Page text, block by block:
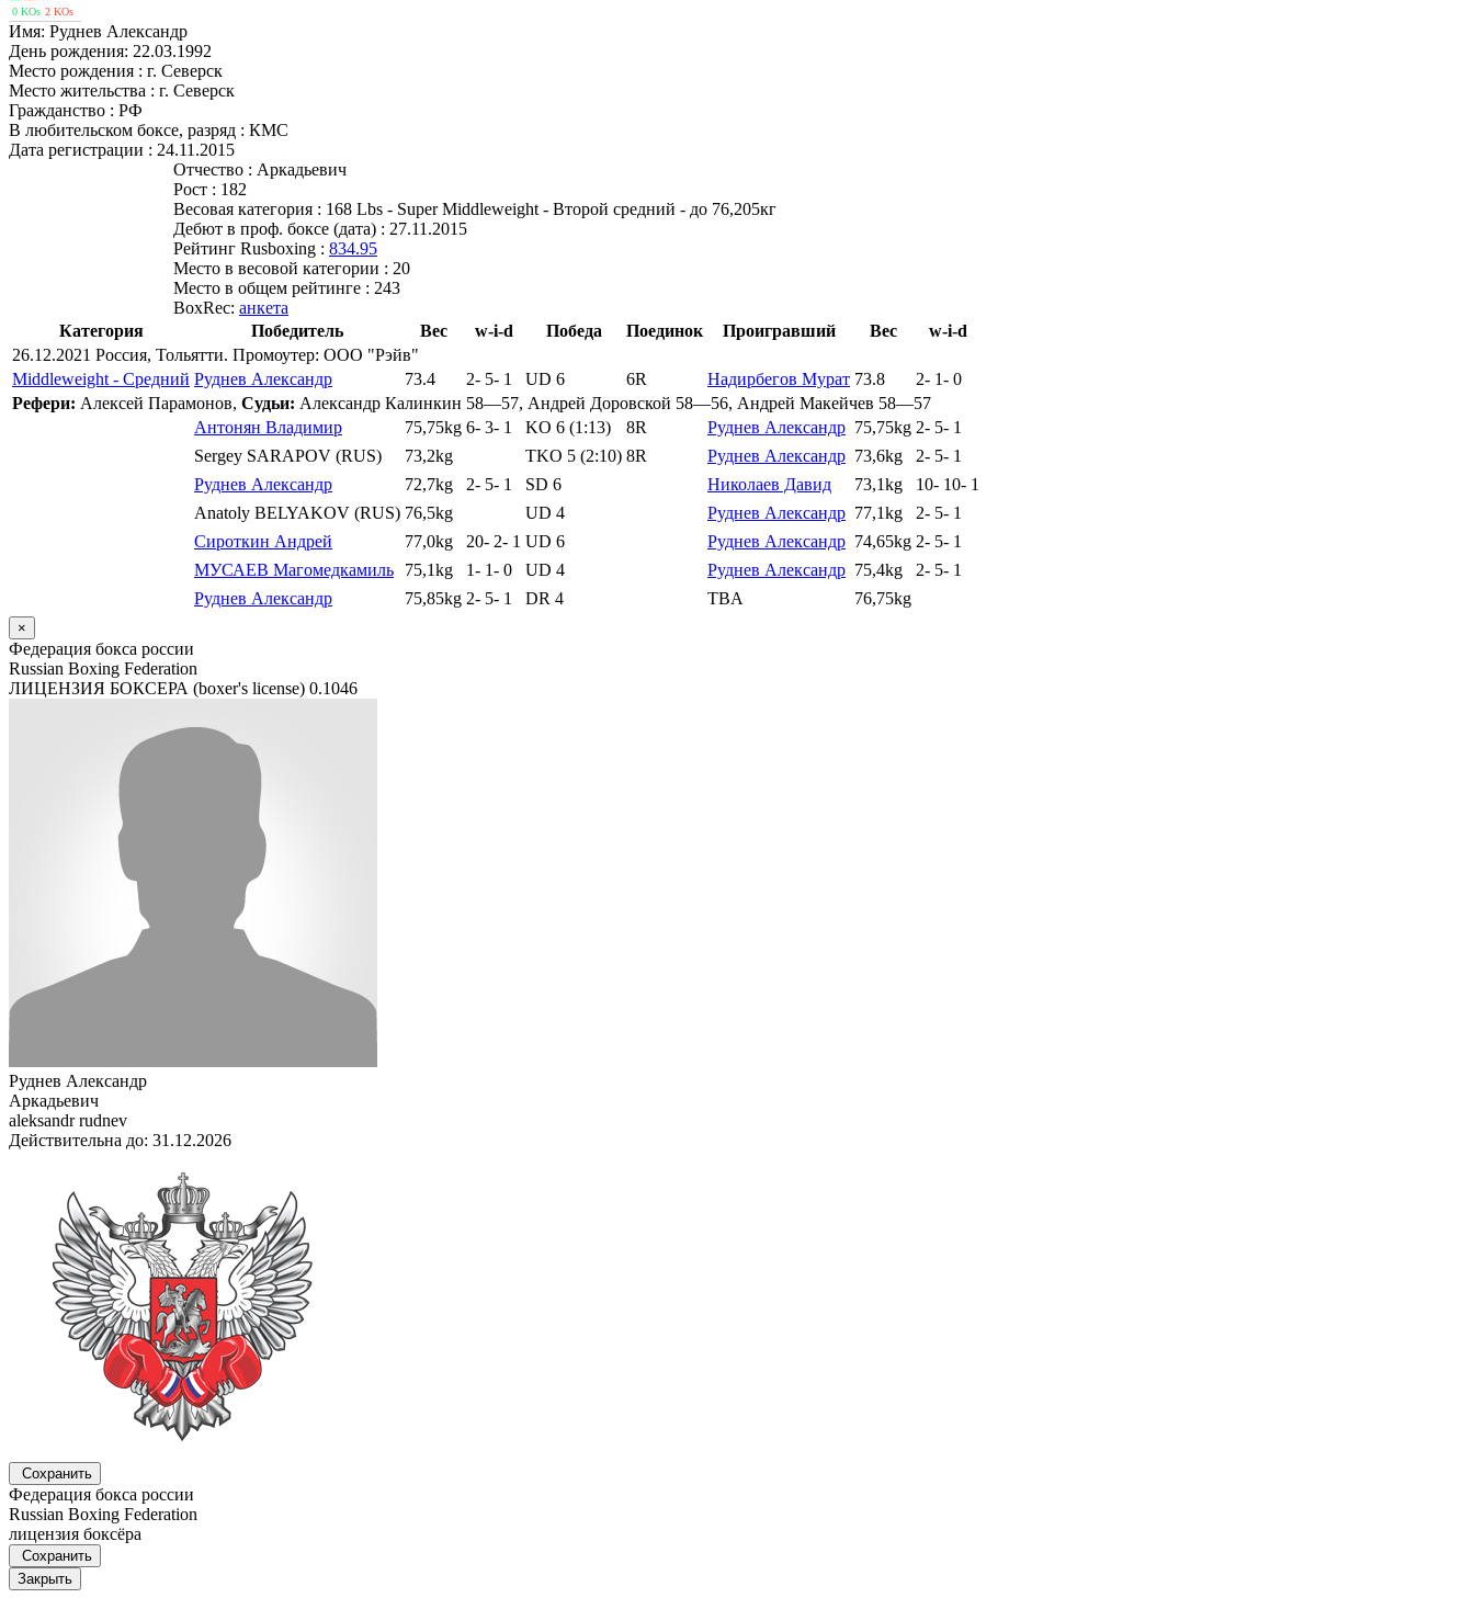
0 KOs 2 KOs
Имя: Руднев Александр
День рождения: 22.03.1992
Место рождения : г. Северск
Место жительства : г. Северск
Гражданство : РФ
В любительском боксе, разряд : КМС
Дата регистрации : 24.11.2015
Отчество : Аркадьевич
Рост : 182
Весовая категория : 168 Lbs - Super Middleweight - Второй средний - до 76,205кг
Дебют в проф. боксе (дата) : 27.11.2015
Рейтинг Rusboxing : 834.95
Место в весовой категории : 20
Место в общем рейтинге : 243
BoxRec: анкета
Категория
Победитель Вес w-i-d Победа Поединок Проигравший Вес
w-i-d
26.12.2021 Россия, Тольятти. Промоутер: ООО "Рэйв"
Middleweight - Средний Руднев Александр 73.4 2- 5- 1 UD 6 6R Надирбегов Мурат 73.8 2- 1- 0
Рефери: Алексей Парамонов, Судьи: Александр Калинкин 58—57, Андрей Доровской 58—56, Андрей Макейчев 58—57
Антонян Владимир
75,75kg 6- 3- 1 KO 6 (1:13) 8R Руднев Александр 75,75kg 2- 5- 1
Sergey SARAPOV (RUS)
73,2kg TKO 5 (2:10) 8R Руднев Александр 73,6kg 2- 5- 1
Руднев Александр
72,7kg 2- 5- 1 SD 6 Николаев Давид 73,1kg 10- 10- 1
Anatoly BELYAKOV (RUS) 76,5kg UD 4 Руднев Александр 77,1kg 2- 5- 1
Сироткин Андрей
77,0kg 20- 2- 1 UD 6 Руднев Александр 74,65kg 2- 5- 1
МУСАЕВ Магомедкамиль
75,1kg 1- 1- 0 UD 4 Руднев Александр 75,4kg 2- 5- 1
Руднев Александр
75,85kg 2- 5- 1 DR 4 TBA 76,75kg
×
Федерация бокса россии
Russian Boxing Federation
ЛИЦЕНЗИЯ БОКСЕРА (boxer's license) 0.1046
Руднев Александр
Аркадьевич
aleksandr rudnev
Действительна до: 31.12.2026
Сохранить
Федерация бокса россии
Russian Boxing Federation
лицензия боксёра
Сохранить
Закрыть